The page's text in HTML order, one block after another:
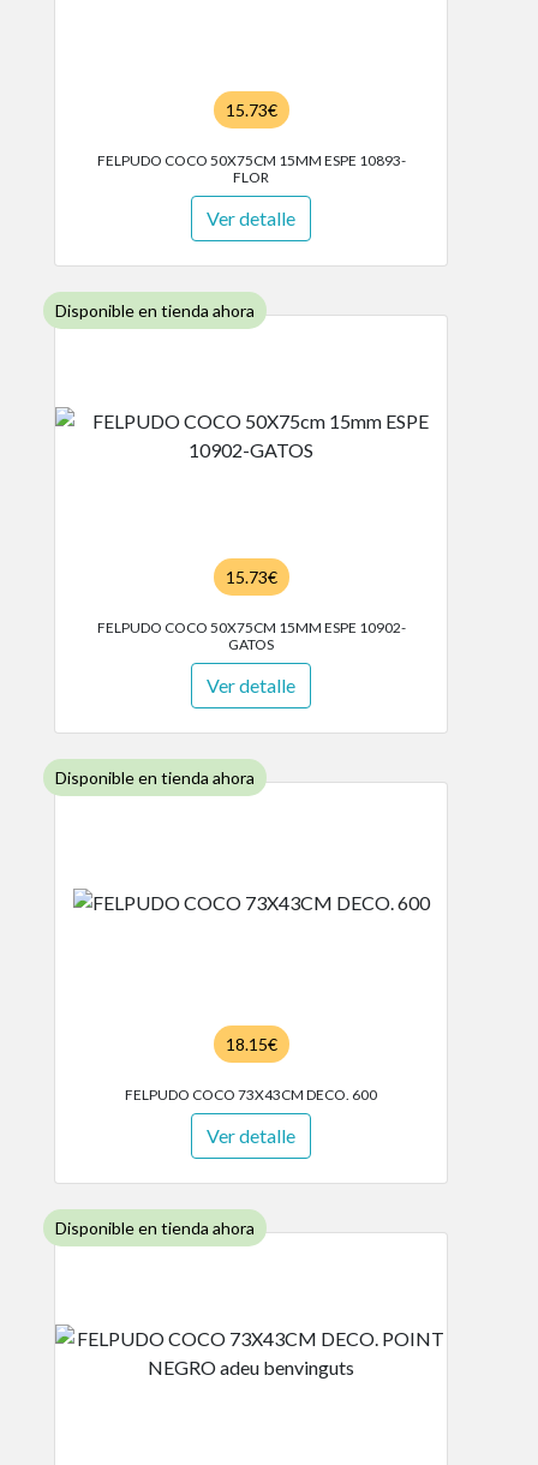
15.73€
FELPUDO COCO 50X75CM 15MM ESPE 10893-
FLOR
Ver detalle
Disponible en tienda ahora
15.73€
FELPUDO COCO 50X75CM 15MM ESPE 10902-
GATOS
Ver detalle
Disponible en tienda ahora
18.15€
FELPUDO COCO 73X43CM DECO. 600
Ver detalle
Disponible en tienda ahora